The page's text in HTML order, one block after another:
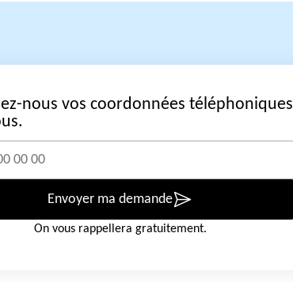
nous vos coordonnées téléphoniques
Envoyer ma demande
On vous rappellera gratuitement.